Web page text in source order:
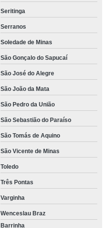
Seritinga
Serranos
Soledade de Minas
São Gonçalo do Sapucaí
São José do Alegre
São João da Mata
São Pedro da União
São Sebastião do Paraíso
São Tomás de Aquino
São Vicente de Minas
Toledo
Três Pontas
Varginha
Wenceslau Braz
Barrinha